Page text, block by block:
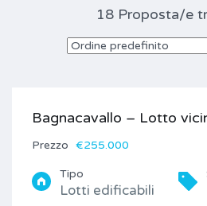
18 Proposta/e
Bagnacavallo – Lotto
Prezzo €255.000
Tipo
Lotti edificabili